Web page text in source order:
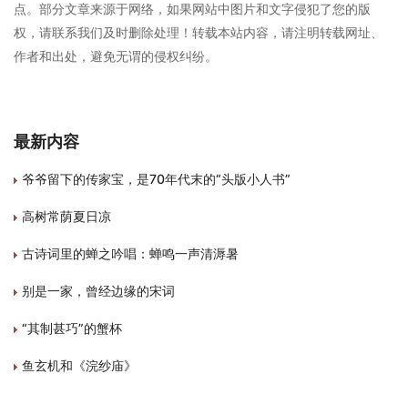
点。部分文章来源于网络，如果网站中图片和文字侵犯了您的版
权，请联系我们及时删除处理！转载本站内容，请注明转载网址、
作者和出处，避免无谓的侵权纠纷。
最新内容
爷爷留下的传家宝，是70年代末的“头版小人书”
高树常荫夏日凉
古诗词里的蝉之吟唱：蝉鸣一声清溽暑
别是一家，曾经边缘的宋词
“其制甚巧”的蟹杯
鱼玄机和《浣纱庙》